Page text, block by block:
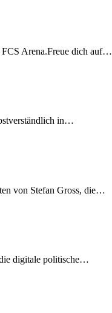
FCS Arena.Freue dich auf…
in…
von Stefan Gross, die…
digitale politische…